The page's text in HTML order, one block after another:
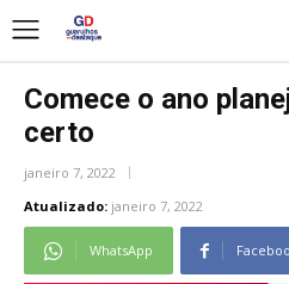
Comece o ano
certo
janeiro 7, 2022
Atualizado: janeiro 7, 2022
WhatsApp